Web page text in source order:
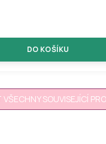
DO KOŠÍKU
SOUVISEJÍCÍ